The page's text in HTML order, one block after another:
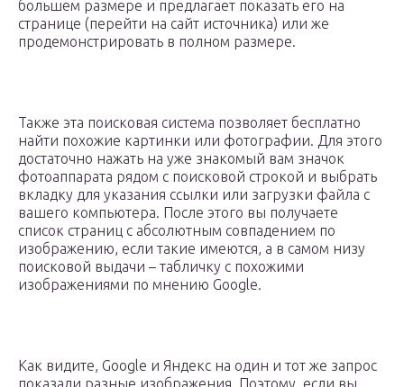
большем размере и предлагает показать его на
странице (перейти на сайт источника) или же
продемонстрировать в полном размере.
Также эта поисковая система позволяет бесплатно
найти похожие картинки или фотографии. Для этого
достаточно нажать на уже знакомый вам значок
фотоаппарата рядом с поисковой строкой и выбрать
вкладку для указания ссылки или загрузки файла с
вашего компьютера. После этого вы получаете
список страниц с абсолютным совпадением по
изображению, если такие имеются, а в самом низу
поисковой выдачи – табличку с похожими
изображениями по мнению Google.
Как видите, Google и Яндекс на один и тот же запрос